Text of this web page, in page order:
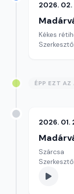
2026. 02.
Kékes
ÉPP EZT AZ
2026. 01.
Szárcsa